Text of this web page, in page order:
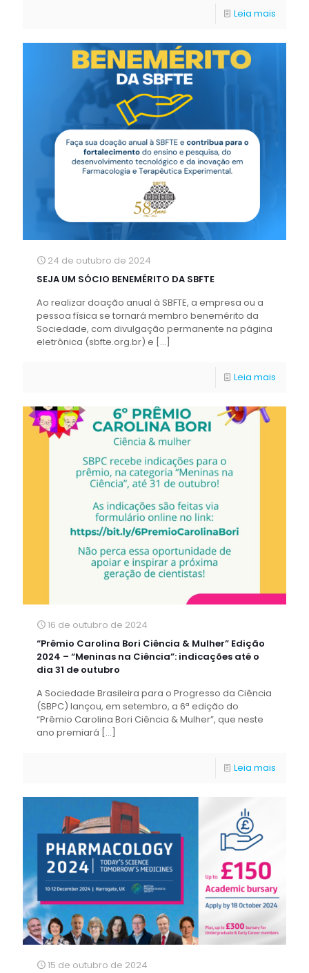
Leia mais
24 de outubro de 2024
SEJA UM SÓCIO BENEMÉRITO DA SBFTE
Ao realizar doação anual à SBFTE, a empresa ou a
pessoa física se tornará membro benemérito da
Sociedade, com divulgação permanente na página
eletrônica (sbfte.org.br) e […]
Leia mais
16 de outubro de 2024
“Prêmio Carolina Bori Ciência & Mulher” Edição
2024 – “Meninas na Ciência”: indicações até o
dia 31 de outubro
A Sociedade Brasileira para o Progresso da Ciência
(SBPC) lançou, em setembro, a 6ª edição do
“Prêmio Carolina Bori Ciência & Mulher”, que neste
ano premiará […]
Leia mais
15 de outubro de 2024